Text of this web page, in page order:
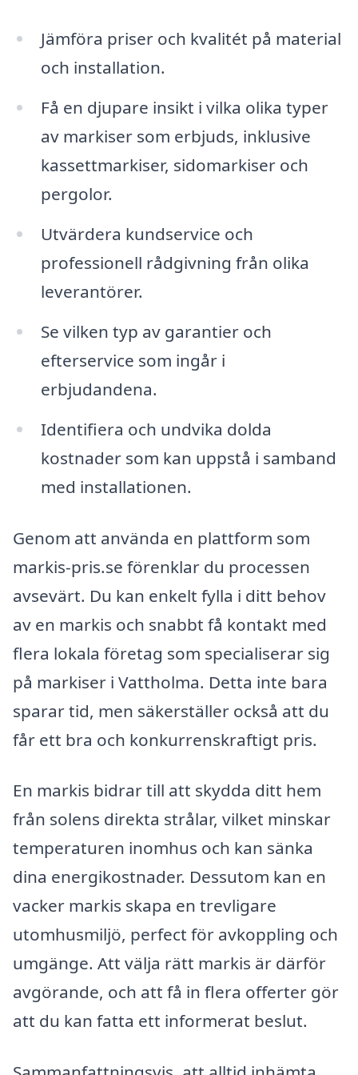
Jämföra priser och kvalitét på material
och installation.
Få en djupare insikt i vilka olika typer
av markiser som erbjuds, inklusive
kassettmarkiser, sidomarkiser och
pergolor.
Utvärdera kundservice och
professionell rådgivning från olika
leverantörer.
Se vilken typ av garantier och
efterservice som ingår i
erbjudandena.
Identifiera och undvika dolda
kostnader som kan uppstå i samband
med installationen.
Genom att använda en plattform som
markis-pris.se förenklar du processen
avsevärt. Du kan enkelt fylla i ditt behov
av en markis och snabbt få kontakt med
flera lokala företag som specialiserar sig
på markiser i Vattholma. Detta inte bara
sparar tid, men säkerställer också att du
får ett bra och konkurrenskraftigt pris.
En markis bidrar till att skydda ditt hem
från solens direkta strålar, vilket minskar
temperaturen inomhus och kan sänka
dina energikostnader. Dessutom kan en
vacker markis skapa en trevligare
utomhusmiljö, perfect för avkoppling och
umgänge. Att välja rätt markis är därför
avgörande, och att få in flera offerter gör
att du kan fatta ett informerat beslut.